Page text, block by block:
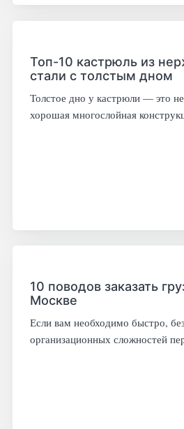
Топ-10 кастрюль из
стали с толстым дном
Толстое дно у кастрюли — это
хорошая многослойная
10 поводов заказать
Москве
Если вам необходимо быстро,
организационных сложностей